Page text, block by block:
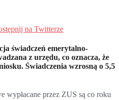
na Twitterze
świadczeń emerytalno-
z urzędu, co oznacza, że
Świadczenia wzrosną o 5,5
wypłacane przez ZUS są co roku